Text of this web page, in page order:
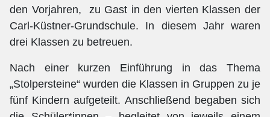
den Vorjahren,
zu Gast in den vierten Klassen der
Carl-Küstner-Grundschule. In diesem Jahr waren
drei Klassen zu betreuen.
Nach einer kurzen Einführung in das Thema
„Stolpersteine“ wurden die Klassen in Gruppen zu je
fünf Kindern aufgeteilt. Anschließend begaben sich